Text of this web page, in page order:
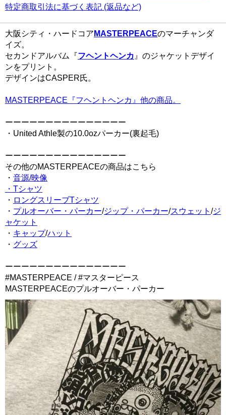
特定商取引法に基づく表記 (返品など)
大阪シティ・ハードコア MASTERPEACEのマーチャンダ
イズ。
セカンドアルバム『フヘントヘンカ 』のジャケットデザイ
ンをプリント。
デザインはCASPER氏。
MASTERPEACE『フヘントヘンカ』他の商品。
ーーーーーーーーーーーーーーー
・United Athle製の10.0ozパーカー(裏起毛)
ーーーーーーーーーーーーーーー
その他のMASTERPEACEの商品はこちら
・ 音源/映像
・Tシャツ
・ ロングスリーブTシャツ
・ プルオーバー・パーカー/ジップ・パーカー/スウェット /ジ
ャケット
・ キャップ/ハット
・ グッズ
ーーーーーーーーーーーーーーー
#MASTERPEACE / #マスターピース
MASTERPEACEのプルオーバー・パーカー